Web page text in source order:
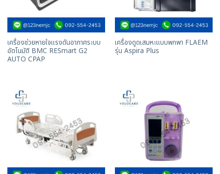
เครื่องช่วยหายใจแรงดันอากาศระบบ
อัตโนมัติ BMC RESmart G2
AUTO CPAP
เครื่องดูดเสมหะแบบพกพา FLAEM
รุ่น Aspira Plus